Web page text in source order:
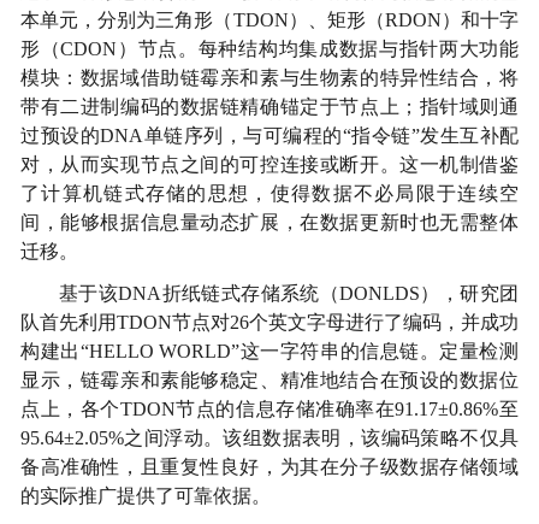
本单元，分别为三角形（TDON）、矩形（RDON）和十字
形（CDON ）节点。每种结构均集成数据与指针两大功能
模块：数据域借助链霉亲和素与生物素的特异性结合，将
带有二进制编码的数据链精确锚定于节点上；指针域则通
过预设的DNA单链序列，与可编程的“指令链”发生互补配
对，从而实现节点之间的可控连接或断开。这一机制借鉴
了计算机链式存储的思想，使得数据不必局限于连续空
间，能够根据信息量动态扩展，在数据更新时也无需整体
迁移。
基于该DNA折纸链式存储系统（DONLDS），研究团
队首先利用TDON节点对26个英文字母进行了编码，并成功
构建出“HELLO WORLD”这一字符串的信息链。定量检测
显示，链霉亲和素能够稳定、精准地结合在预设的数据位
点上，各个TDON节点的信息存储准确率在91.17±0.86%至
95.64±2.05%之间浮动。该组数据表明，该编码策略不仅具
备高准确性，且重复性良好，为其在分子级数据存储领域
的实际推广提供了可靠依据。